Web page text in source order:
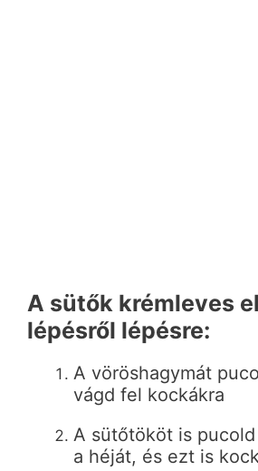
A sütők krémleves
lépésről lépésre:
A vöröshagymát
vágd fel kockákra
A sütőtököt is
a héját, és ezt is